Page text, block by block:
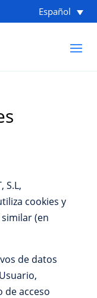
Español
S.L,
cookies y
(en
de datos
acceso